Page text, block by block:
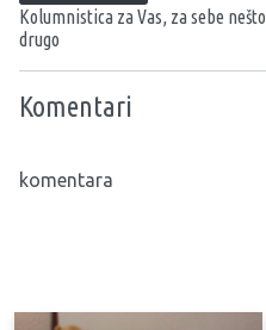
Kolumnistica za Vas, za sebe nešto
drugo
Komentari
komentara